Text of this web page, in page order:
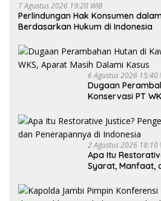
7 Agustus 2026 19:20 WIB
Perlindungan Hak Konsumen
Berdasarkan Hukum di Indonesia
6 Agustus 2026 15:40
Dugaan
Konservasi PT
2 Agustus 2026 18:10
Apa Itu
Syarat, Manfaat,